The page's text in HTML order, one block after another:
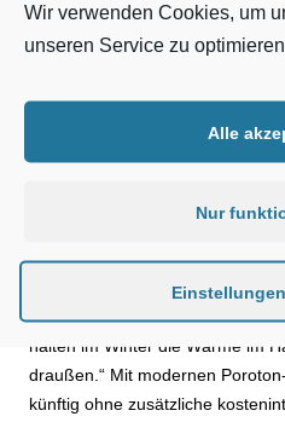
die bessere
beispielsweise perlitverfüllter
Gebäudes nicht allein die
Poroton-Geschäftsführer
bestätigt, was die Menschheit im
Jahren weiß:
halten im Winter die Wärme im
draußen.“ Mit modernen
künftig ohne zusätzliche
Wir verwenden Cookies, um
unseren Service zu
Alle
Nur